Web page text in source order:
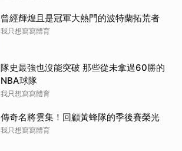
曾經輝煌且是冠軍大熱門的波特蘭拓荒者
我只想寫寫體育
隊史最強也沒能突破 那些從未拿過60勝的
NBA球隊
我只想寫寫體育
傳奇名將雲集！回顧黃蜂隊的季後賽榮光
我只想寫寫體育